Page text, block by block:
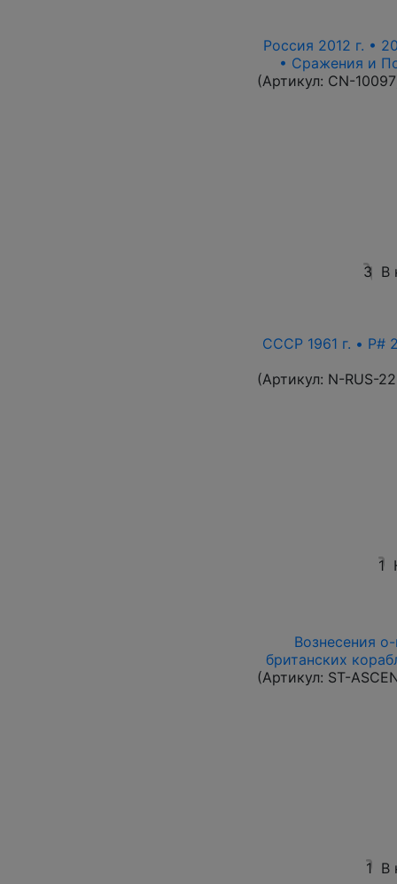
Россия 2012 г. •
• Сражения и
(Артикул: CN-10097
3 В
СССР 1961 г. • P#
(Артикул: N-RUS-
1
Вознесения
британских
(Артикул: ST-
1 В